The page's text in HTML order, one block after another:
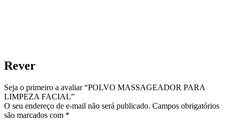
Rever
Seja o primeiro a avaliar “POLVO MASSAGEADOR PARA
LIMPEZA FACIAL”
O seu endereço de e-mail não será publicado. Campos obrigatórios
são marcados com *